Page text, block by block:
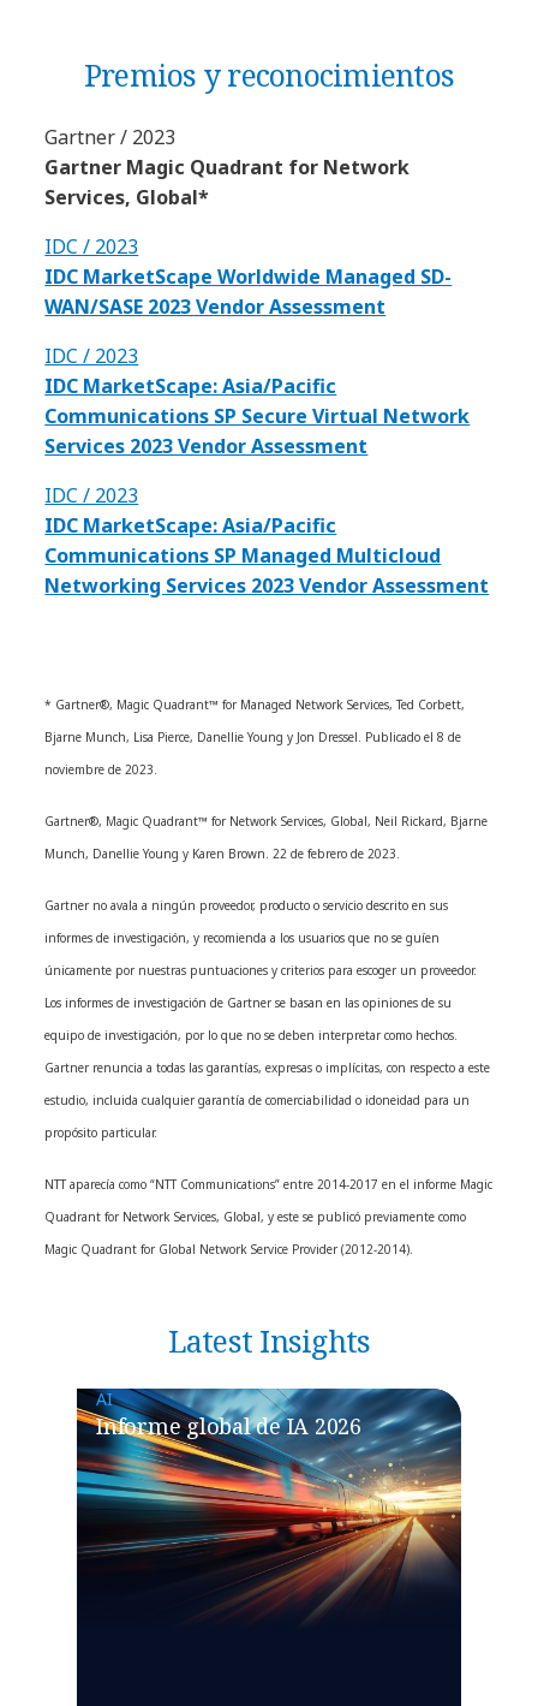
Premios y reconocimientos
Gartner / 2023
Gartner Magic Quadrant for Network
Services, Global*
IDC / 2023
IDC MarketScape Worldwide Managed SD-
WAN/SASE 2023 Vendor Assessment
IDC / 2023
IDC MarketScape: Asia/Pacific
Communications SP Secure Virtual Network
Services 2023 Vendor Assessment
IDC / 2023
IDC MarketScape: Asia/Pacific
Communications SP Managed Multicloud
Networking Services 2023 Vendor Assessment
* Gartner®, Magic Quadrant™ for Managed Network Services, Ted Corbett,
Bjarne Munch, Lisa Pierce, Danellie Young y Jon Dressel. Publicado el 8 de
noviembre de 2023.
Gartner®, Magic Quadrant™ for Network Services, Global, Neil Rickard, Bjarne
Munch, Danellie Young y Karen Brown. 22 de febrero de 2023.
Gartner no avala a ningún proveedor, producto o servicio descrito en sus
informes de investigación, y recomienda a los usuarios que no se guíen
únicamente por nuestras puntuaciones y criterios para escoger un proveedor.
Los informes de investigación de Gartner se basan en las opiniones de su
equipo de investigación, por lo que no se deben interpretar como hechos.
Gartner renuncia a todas las garantías, expresas o implícitas, con respecto a este
estudio, incluida cualquier garantía de comerciabilidad o idoneidad para un
propósito particular.
NTT aparecía como “NTT Communications” entre 2014-2017 en el informe Magic
Quadrant for Network Services, Global, y este se publicó previamente como
Magic Quadrant for Global Network Service Provider (2012-2014).
Latest Insights
AI
Informe global de IA 2026